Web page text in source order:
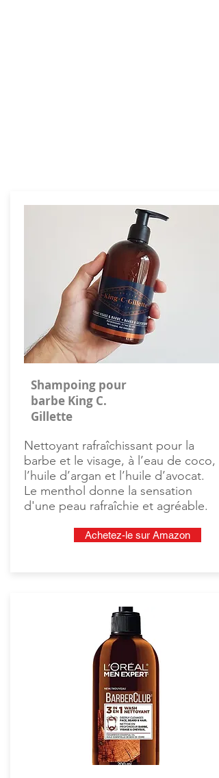
Shampoing pour
barbe King C.
Gillette
Nettoyant rafraîchissant pour la
barbe et le visage, à l’eau de coco,
l’huile d’argan et l’huile d’avocat.
Le menthol donne la sensation
d'une peau rafraîchie et agréable.
Achetez-le sur Amazon